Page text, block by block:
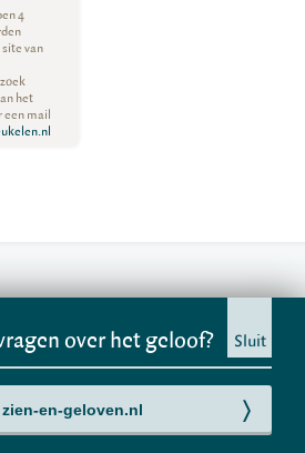
4
van
het
een mail
over het geloof? Sluit
zien-en-geloven.nl